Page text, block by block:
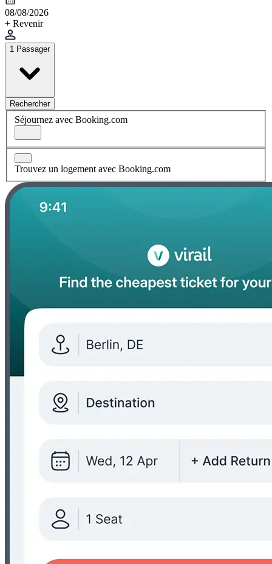
08/08/2026
+ Revenir
1 Passager
Rechercher
Séjournez avec Booking.com
Trouvez un logement avec Booking.com